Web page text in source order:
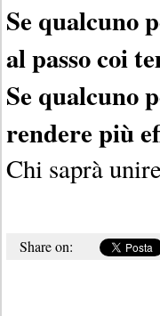
Se qualcuno
al passo coi
Se qualcuno
rendere più
Chi saprà
Share on: